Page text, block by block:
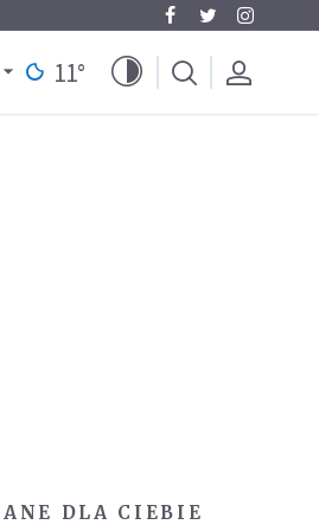
11°
DLA CIEBIE